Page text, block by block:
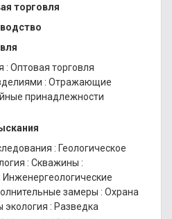
торговля
: Оптовая торговля
: Отражающие
принадлежности
: Геологическое
: Скважины :
Инженергеологические
замеры : Охрана
: Разведка